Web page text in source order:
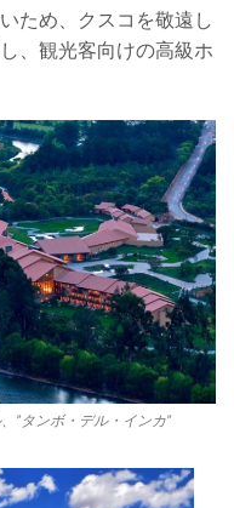
ため、クスコを敬遠し
、観光客向けの高級ホ
”タンボ・デル・インカ”